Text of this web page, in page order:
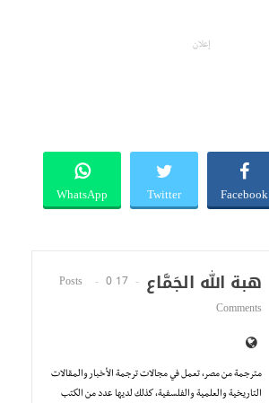
إعلان
Facebook
Twitter
WhatsApp
هبة الله الجَمَّاع 17 Posts
0
Comments
مترجمة من مصر، تعمل في مجالات ترجمة الأخبار والمقالات
التاريخية والعلمية والفلسفية، كذلك لديها عدد من الكتب